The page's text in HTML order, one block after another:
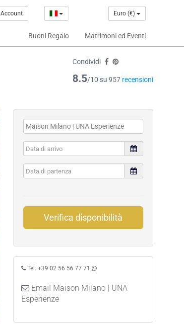
Account Euro (€)
Buoni Regalo Matrimoni ed Eventi
Condividi
8.5/10 su 957 recensioni
Verifica disponibilità
Tel. +39 02 56 56 77 71
Email Maison Milano | UNA
Esperienze